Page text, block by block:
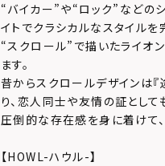
“バイカー”や“ロック”などの
イトでクラシカルなスタイルを
“スクロール”で描いたライオ
ます。
昔からスクロールデザインは『
り、恋人同士や友情の証として
圧倒的な存在感を身に着けて
【HOWL-ハウル-】